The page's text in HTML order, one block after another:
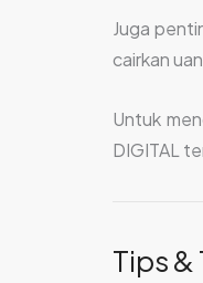
Juga
cairkan
Untuk
DIGITAL
Tips &